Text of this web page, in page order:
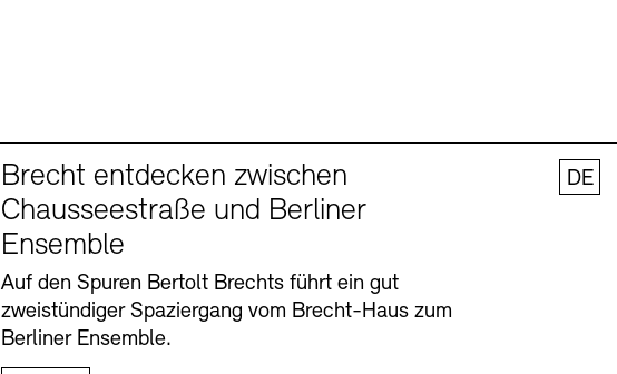
Brecht entdecken zwischen
Chausseestraße und Berliner
Ensemble
Auf den Spuren Bertolt Brechts führt ein gut
zweistündiger Spaziergang vom Brecht-Haus zum
Berliner Ensemble.
DE